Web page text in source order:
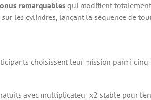
remarquables qui modifient totalement
les cylindres, lançant la séquence de
choisissent leur mission parmi
avec multiplicateur x2 stable pour